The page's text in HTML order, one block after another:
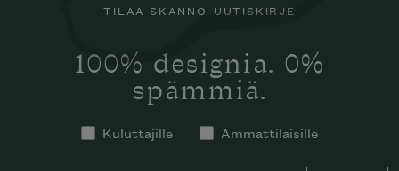
TILAA SKANNO-UUTISKIRJE
100% designia. 0%
spämmiä.
Kuluttajille Ammattilaisille